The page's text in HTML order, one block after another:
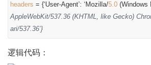
headers = {‘User-Agent’: ‘Mozilla/5.0 (Windows
AppleWebKit/537.36 (KHTML, like Gecko)
ari/537.36’}
逻辑代码：